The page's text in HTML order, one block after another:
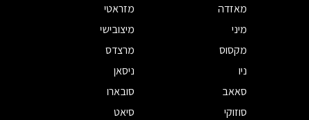
מאזדה
מזראטי
מיני
מיצובישי
מקסוס
מרצדס
ניו
ניסאן
סאאב
סובארו
סוזוקי
סיאט